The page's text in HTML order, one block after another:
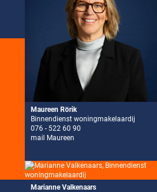
Maureen Rörik
Binnendienst woningmakelaardij
076 - 522 60 90
mail Maureen
Marianne Valkenaars